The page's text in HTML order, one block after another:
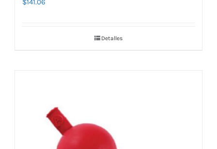
$141.06
Detalles